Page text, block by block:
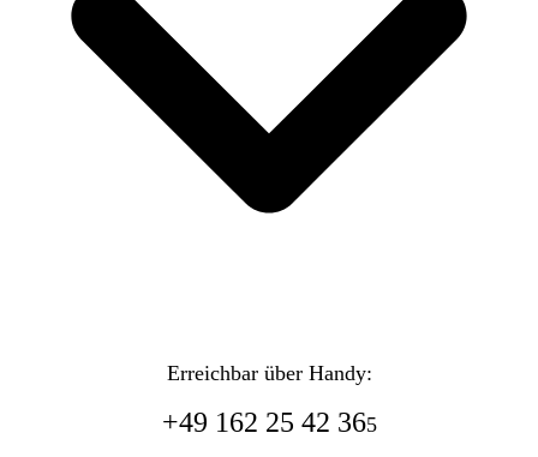
Erreichbar über Handy:
+49 162 25 42 365